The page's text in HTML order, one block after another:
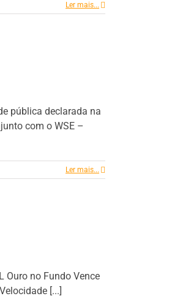
Ler mais...
pública declarada na
com o WSE –
Ler mais...
Ouro no Fundo Vence
[...]